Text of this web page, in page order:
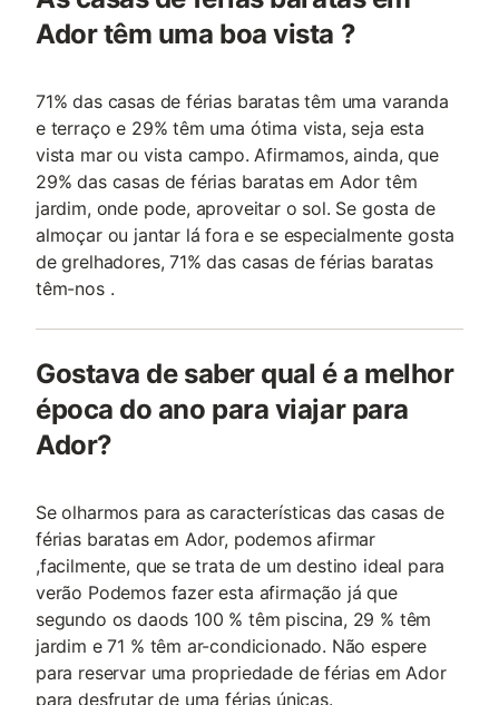
Ador têm uma boa vista ?
71% das casas de férias baratas têm uma varanda
e terraço e 29% têm uma ótima vista, seja esta
vista mar ou vista campo. Afirmamos, ainda, que
29% das casas de férias baratas em Ador têm
jardim, onde pode, aproveitar o sol. Se gosta de
almoçar ou jantar lá fora e se especialmente gosta
de grelhadores, 71% das casas de férias baratas
têm-nos .
Gostava de saber qual é a melhor
época do ano para viajar para
Ador?
Se olharmos para as características das casas de
férias baratas em Ador, podemos afirmar
,facilmente, que se trata de um destino ideal para
verão Podemos fazer esta afirmação já que
segundo os daods 100 % têm piscina, 29 % têm
jardim e 71 % têm ar-condicionado. Não espere
para reservar uma propriedade de férias em Ador
para desfrutar de uma férias únicas.